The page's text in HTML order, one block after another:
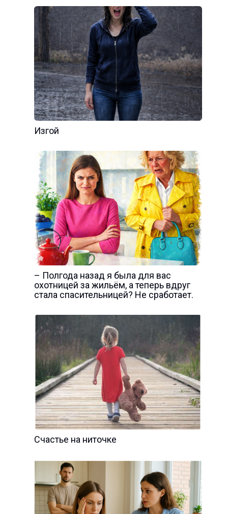
Изгой
– Полгода назад я была для вас
охотницей за жильём, а теперь вдруг
стала спасительницей? Не сработает.
Счастье на ниточке